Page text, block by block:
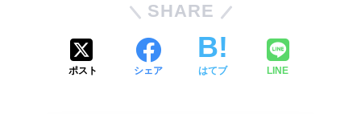
SHARE
ポスト シェア はてブ LINE